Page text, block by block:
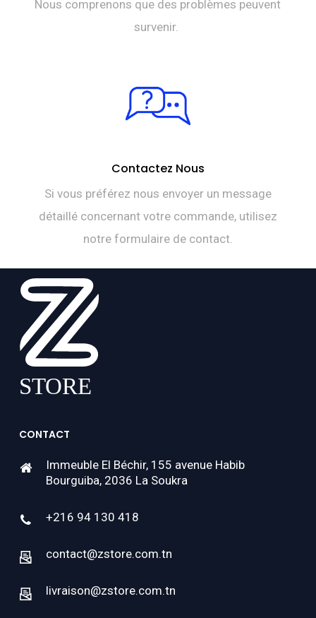
Nous comprenons que des problèmes peuvent
survenir.
Contactez Nous
Si vous préférez nous envoyer un message
détaillé concernant votre commande, utilisez
notre formulaire de contact.
CONTACT
Immeuble El Béchir, 155 avenue Habib
Bourguiba, 2036 La Soukra
+216 94 130 418
contact@zstore.com.tn
livraison@zstore.com.tn